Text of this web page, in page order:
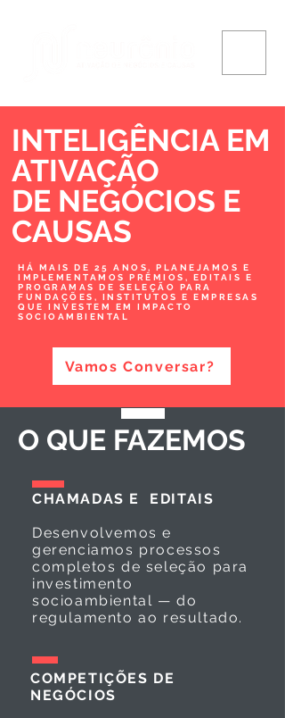
INTELIGÊNCIA EM
ATIVAÇÃO
DE NEGÓCIOS E
CAUSAS
HÁ MAIS DE 25 ANOS, PLANEJAMOS E
IMPLEMENTAMOS PRÊMIOS, EDITAIS E
PROGRAMAS DE SELEÇÃO PARA
FUNDAÇÕES, INSTITUTOS E EMPRESAS
QUE INVESTEM EM IMPACTO
SOCIOAMBIENTAL
Vamos Conversar?
O QUE FAZEMOS
CHAMADAS E EDITAIS
Desenvolvemos e
gerenciamos processos
completos de seleção para
investimento
socioambiental — do
regulamento ao resultado.
COMPETIÇÕES DE
NEGÓCIOS